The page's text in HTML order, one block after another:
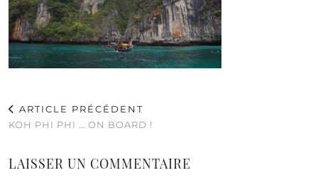
ARTICLE PRÉCÉDENT
KOH PHI PHI … ON BOARD !
LAISSER UN COMMENTAIRE